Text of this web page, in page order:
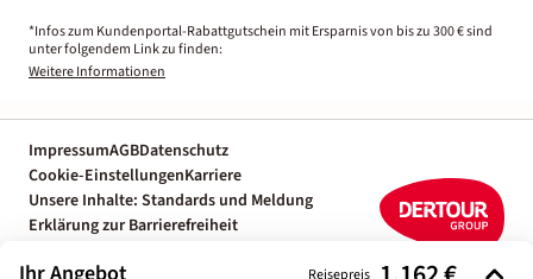
Reisepreis
*Infos zum Kundenportal-Rabattgutschein mit Ersparnis von bis zu 300 € sind
unter folgendem Link zu finden:
Weitere Informationen
ImpressumAGBDatenschutz
Cookie-EinstellungenKarriere
Unsere Inhalte: Standards und Meldung
Erklärung zur Barrierefreiheit